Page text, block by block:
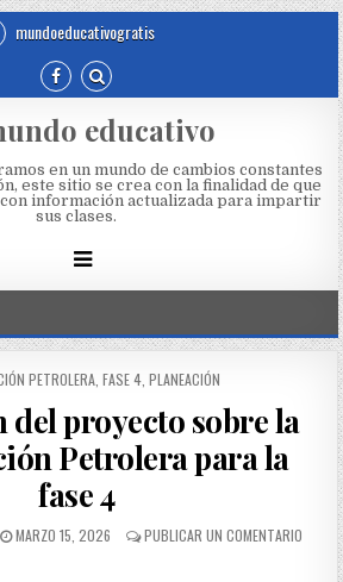
mundoeducativogratis
educativo
en un mundo de cambios constantes
este sitio se crea con la finalidad de que
información actualizada para impartir
sus clases.
PETROLERA FASE 4 PLANEACIÓN
del proyecto sobre la
Petrolera para la
fase 4
MARZO 15, 2026 PUBLICAR UN COMENTARIO